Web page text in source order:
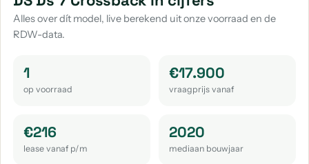
Alles over dít model, live berekend uit onze voorraad en de
RDW-data.
1
op voorraad
€17.900
vraagprijs vanaf
€216
lease vanaf p/m
2020
mediaan bouwjaar